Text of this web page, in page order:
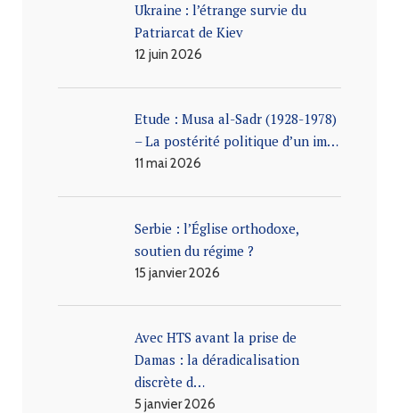
Ukraine : l’étrange survie du
Patriarcat de Kiev
12 juin 2026
Etude : Musa al-Sadr (1928-1978)
– La postérité politique d’un im…
11 mai 2026
Serbie : l’Église orthodoxe,
soutien du régime ?
15 janvier 2026
Avec HTS avant la prise de
Damas : la déradicalisation
discrète d…
5 janvier 2026